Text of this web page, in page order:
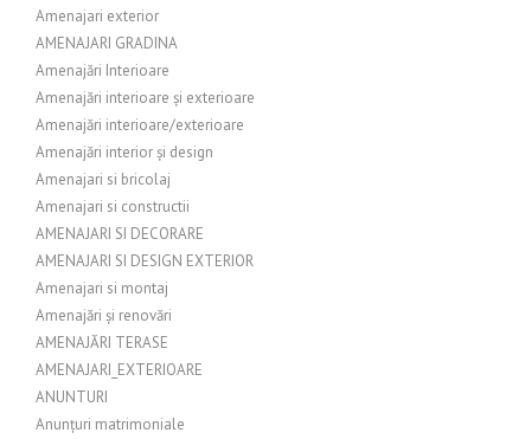
Amenajari exterior
AMENAJARI GRADINA
Amenajări Interioare
Amenajări interioare și exterioare
Amenajări interioare/exterioare
Amenajări interior și design
Amenajari si bricolaj
Amenajari si constructii
AMENAJARI SI DECORARE
AMENAJARI SI DESIGN EXTERIOR
Amenajari si montaj
Amenajări și renovări
AMENAJĂRI TERASE
AMENAJARI_EXTERIOARE
ANUNTURI
Anunțuri matrimoniale